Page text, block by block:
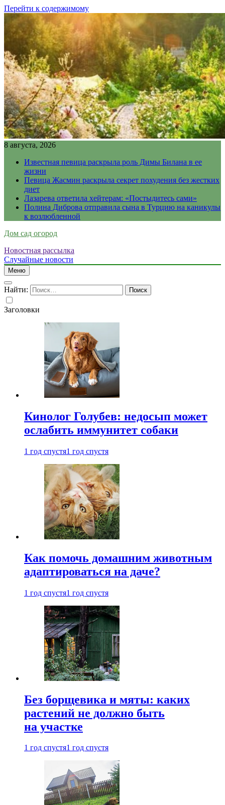
Перейти к содержимому
8 августа, 2026
Известная певица раскрыла роль Димы Билана в ее
жизни
Певица Жасмин раскрыла секрет похудения без жестких
диет
Лазарева ответила хейтерам: «Постыдитесь сами»
Полина Диброва отправила сына в Турцию на каникулы
к возлюбленной
Дом сад огород
Новостная рассылка
Случайные новости
Меню
Найти:
Заголовки
Кинолог Голубев: недосып может
ослабить иммунитет собаки
1 год спустя1 год спустя
Как помочь домашним животным
адаптироваться на даче?
1 год спустя1 год спустя
Без борщевика и мяты: каких
растений не должно быть
на участке
1 год спустя1 год спустя